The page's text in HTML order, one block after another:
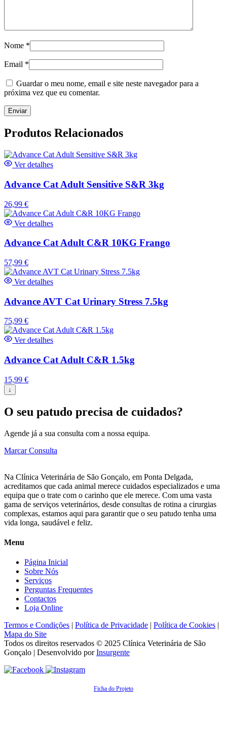
Nome *
Email *
Guardar o meu nome, email e site neste navegador para a
próxima vez que eu comentar.
Produtos Relacionados
Ver detalhes
Advance Cat Adult Sensitive S&R 3kg
26,99 €
Ver detalhes
Advance Cat Adult C&R 10KG Frango
57,99 €
Ver detalhes
Advance AVT Cat Urinary Stress 7.5kg
75,99 €
Ver detalhes
Advance Cat Adult C&R 1.5kg
15,99 €
↓
O seu patudo precisa de cuidados?
Agende já a sua consulta com a nossa equipa.
Marcar Consulta
Na Clínica Veterinária de São Gonçalo, em Ponta Delgada,
acreditamos que cada animal merece cuidados especializados e uma
equipa que o trate com o carinho que ele merece. Com uma vasta
gama de serviços veterinários, desde consultas de rotina a cirurgias
complexas, estamos aqui para garantir que o seu patudo tenha uma
vida longa, saudável e feliz.
Menu
Página Inicial
Sobre Nós
Serviços
Perguntas Frequentes
Contactos
Loja Online
Termos e Condições | Política de Privacidade | Política de Cookies |
Mapa do Site
Todos os direitos reservados © 2025 Clínica Veterinária de São
Gonçalo | Desenvolvido porInsurgente
Ficha do Projeto